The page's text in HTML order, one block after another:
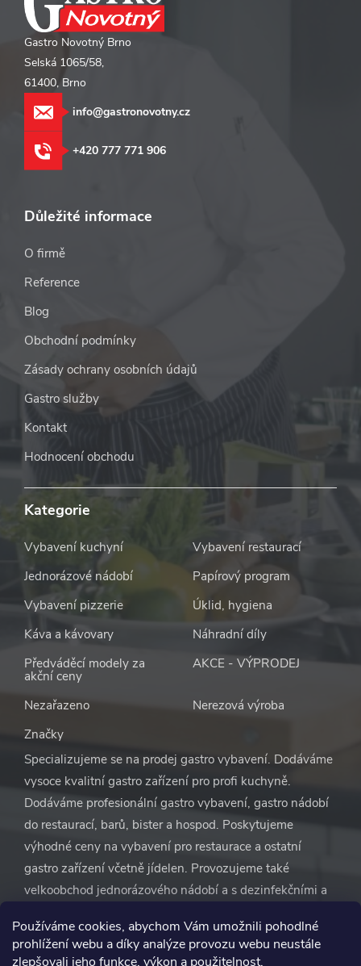
Používáme cookies, abychom Vám umožnili pohodlné
prohlížení webu a díky analýze provozu webu neustále
zlepšovali jeho funkce, výkon a použitelnost.
Gastro Novotný Brno
Selská 1065/58,
61400, Brno
info@gastronovotny.cz
+420 777 771 906
Důležité informace
O firmě
Reference
Blog
Obchodní podmínky
Zásady ochrany osobních údajů
Gastro služby
Kontakt
Hodnocení obchodu
Kategorie
Vybavení kuchyní
Vybavení restaurací
Jednorázové nádobí
Papírový program
Vybavení pizzerie
Úklid, hygiena
Káva a kávovary
Náhradní díly
Předváděcí modely za
akční ceny
AKCE - VÝPRODEJ
Nezařazeno
Nerezová výroba
Značky
Specializujeme se na prodej gastro vybavení. Dodáváme
vysoce kvalitní gastro zařízení pro profi kuchyně.
Dodáváme profesionální gastro vybavení, gastro nádobí
do restaurací, barů, bister a hospod. Poskytujeme
výhodné ceny na vybavení pro restaurace a ostatní
gastro zařízení včetně jídelen. Provozujeme také
velkoobchod jednorázového nádobí a s dezinfekčními a
starat o vybavení restaurace. Vše zařídíme za vás.